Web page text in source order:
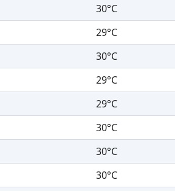
30°C
29°C
30°C
29°C
29°C
30°C
30°C
30°C